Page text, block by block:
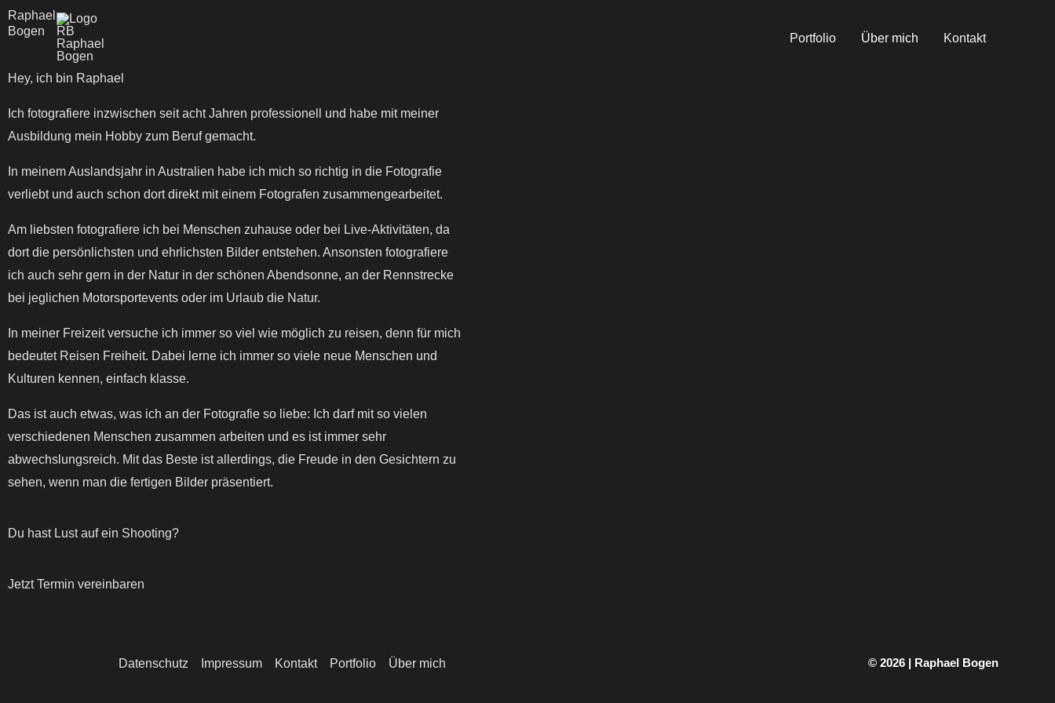
Zum
Inhalt
Portfolio Über mich Kontakt
Raphael
Bogen
Hey, ich bin Raphael
Ich fotografiere inzwischen seit acht Jahren professionell und habe mit meiner
Ausbildung mein Hobby zum Beruf gemacht.
In meinem Auslandsjahr in Australien habe ich mich so richtig in die Fotografie
verliebt und auch schon dort direkt mit einem Fotografen zusammengearbeitet.
Am liebsten fotografiere ich bei Menschen zuhause oder bei Live-Aktivitäten, da
dort die persönlichsten und ehrlichsten Bilder entstehen. Ansonsten fotografiere
ich auch sehr gern in der Natur in der schönen Abendsonne, an der Rennstrecke
bei jeglichen Motorsportevents oder im Urlaub die Natur.
In meiner Freizeit versuche ich immer so viel wie möglich zu reisen, denn für mich
bedeutet Reisen Freiheit. Dabei lerne ich immer so viele neue Menschen und
Kulturen kennen, einfach klasse.
Das ist auch etwas, was ich an der Fotografie so liebe: Ich darf mit so vielen
verschiedenen Menschen zusammen arbeiten und es ist immer sehr
abwechslungsreich. Mit das Beste ist allerdings, die Freude in den Gesichtern zu
sehen, wenn man die fertigen Bilder präsentiert.
Du hast Lust auf ein Shooting?
Jetzt Termin vereinbaren
Datenschutz Impressum Kontakt Portfolio Über mich © 2026 | Raphael Bogen